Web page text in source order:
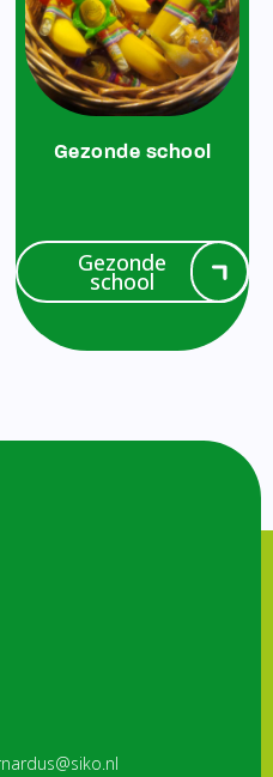
Gezonde school
Gezonde
school